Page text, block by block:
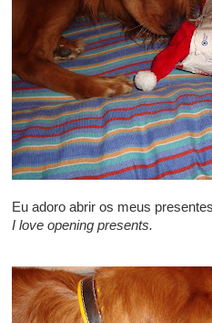
Eu adoro abrir os meus
I love opening presents.